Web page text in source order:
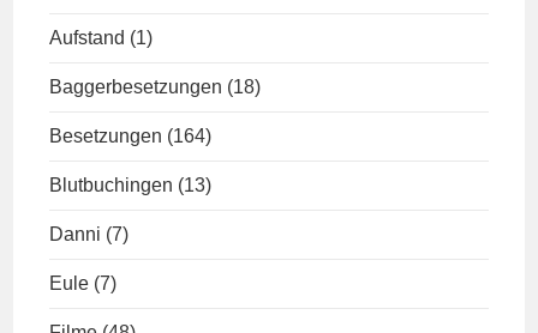
Aufstand (1)
Baggerbesetzungen (18)
Besetzungen (164)
Blutbuchingen (13)
Danni (7)
Eule (7)